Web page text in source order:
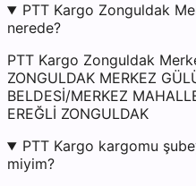
PTT Kargo Zonguldak
nerede?
PTT Kargo Zonguldak
ZONGULDAK MERKEZ
BELDESİ/MERKEZ
EREĞLİ ZONGULDAK
PTT Kargo kargomu
miyim?